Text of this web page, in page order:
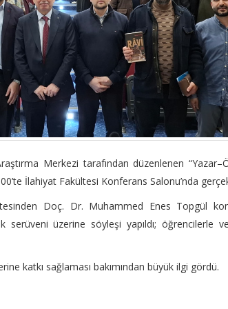
Merkezi tarafından düzenlenen
İlahiyat Fakültesi Konferans Salonu’nda
Doç. Dr. Muhammed Enes Topgül
serüveni üzerine söyleşi yapıldı; öğrencilerle
katkı sağlaması bakımından büyük ilgi gördü.